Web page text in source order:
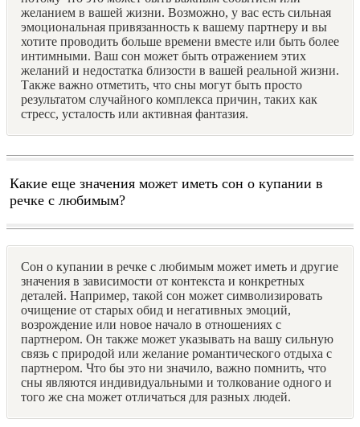
желанием в вашей жизни. Возможно, у вас есть сильная
эмоциональная привязанность к вашему партнеру и вы
хотите проводить больше времени вместе или быть более
интимными. Ваш сон может быть отражением этих
желаний и недостатка близости в вашей реальной жизни.
Также важно отметить, что сны могут быть просто
результатом случайного комплекса причин, таких как
стресс, усталость или активная фантазия.
Какие еще значения может иметь сон о купании в
речке с любимым?
Сон о купании в речке с любимым может иметь и другие
значения в зависимости от контекста и конкретных
деталей. Например, такой сон может символизировать
очищение от старых обид и негативных эмоций,
возрождение или новое начало в отношениях с
партнером. Он также может указывать на вашу сильную
связь с природой или желание романтического отдыха с
партнером. Что бы это ни значило, важно помнить, что
сны являются индивидуальными и толкование одного и
того же сна может отличаться для разных людей.